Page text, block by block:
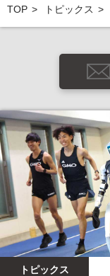
TOP トピックス
トピックス